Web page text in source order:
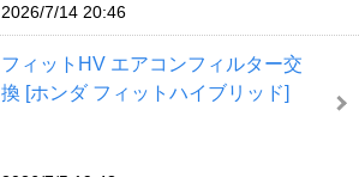
2026/7/14 20:46
フィットHV エアコンフィルター交
換 [ホンダ フィットハイブリッド]